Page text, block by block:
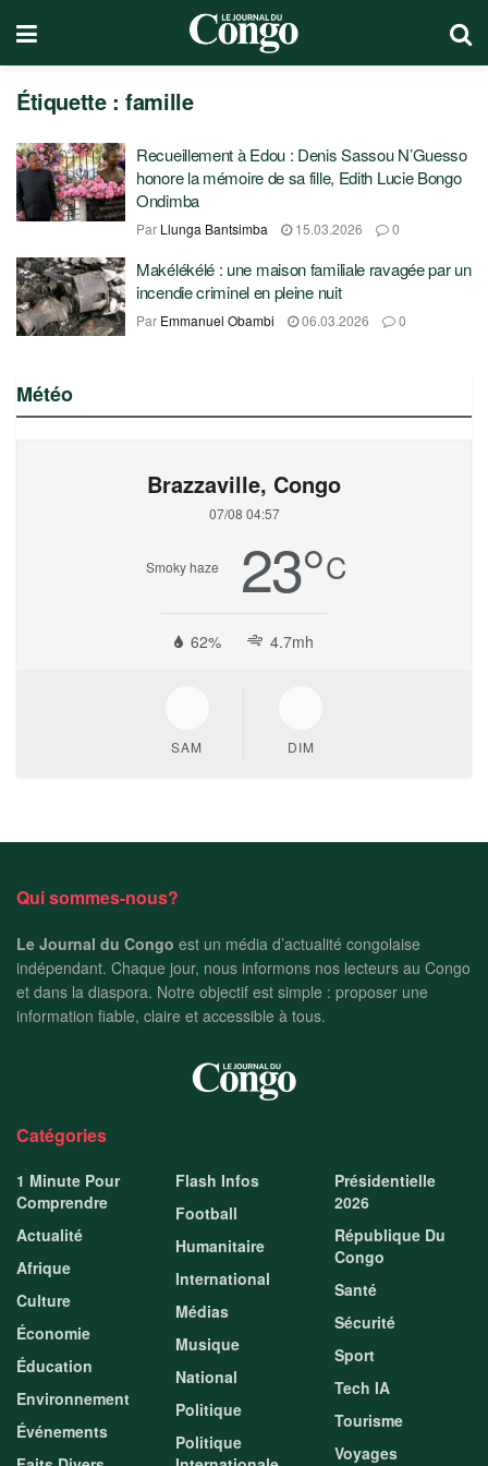
Étiquette :famille
Recueillement à Edou : Denis Sassou N’Guesso
honore la mémoire de sa fille, Edith Lucie Bongo
Ondimba
Par Llunga Bantsimba 15.03.2026 0
Makélékélé : une maison familiale ravagée par un
incendie criminel en pleine nuit
Par Emmanuel Obambi 06.03.2026 0
Météo
Brazzaville, Congo
07/08 04:57
Smoky haze 23°C
62% 4.7mh
SAM DIM
Qui sommes-nous?
Le Journal du Congo est un média d’actualité congolaise
indépendant. Chaque jour, nous informons nos lecteurs au Congo
et dans la diaspora. Notre objectif est simple : proposer une
information fiable, claire et accessible à tous.
Catégories
1 Minute Pour
Comprendre
Actualité
Afrique
Culture
Économie
Éducation
Environnement
Événements
Flash Infos
Football
Humanitaire
International
Médias
Musique
National
Politique
Politique
Présidentielle
2026
République Du
Congo
Santé
Sécurité
Sport
Tech IA
Tourisme
Voyages